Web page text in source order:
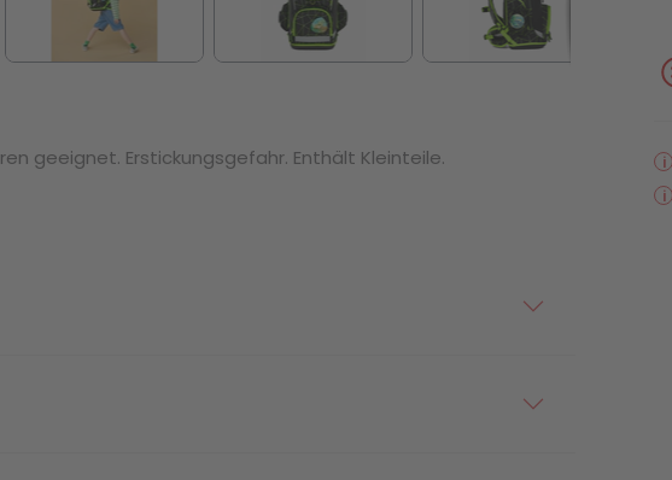
geeignet. Erstickungsgefahr. Enthält Kleinteile.